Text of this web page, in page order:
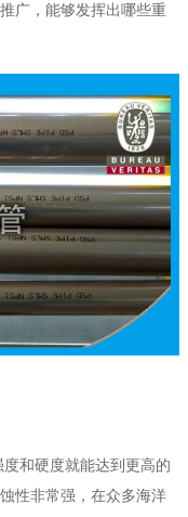
广，能够发挥出哪些重
和硬度就能达到更高的
性非常强，在众多海洋